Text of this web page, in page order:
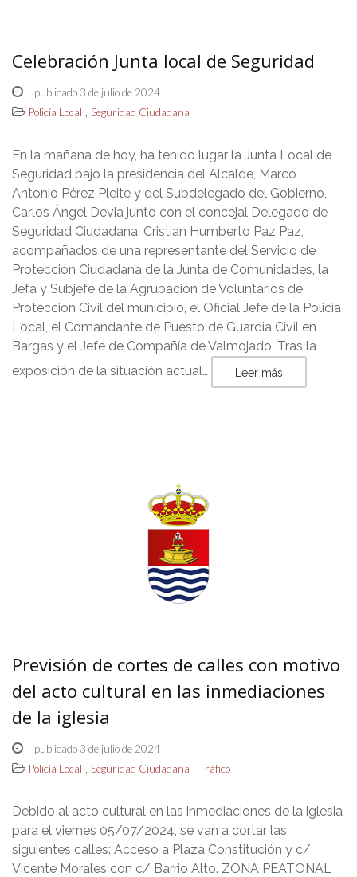
Celebración Junta local de Seguridad
publicado 3 de julio de 2024
Policía Local , Seguridad Ciudadana
En la mañana de hoy, ha tenido lugar la Junta Local de
Seguridad bajo la presidencia del Alcalde, Marco
Antonio Pérez Pleite y del Subdelegado del Gobierno,
Carlos Ángel Devia junto con el concejal Delegado de
Seguridad Ciudadana, Cristian Humberto Paz Paz,
acompañados de una representante del Servicio de
Protección Ciudadana de la Junta de Comunidades, la
Jefa y Subjefe de la Agrupación de Voluntarios de
Protección Civil del municipio, el Oficial Jefe de la Policía
Local, el Comandante de Puesto de Guardia Civil en
Bargas y el Jefe de Compañía de Valmojado. Tras la
exposición de la situación actual…
Leer más
Previsión de cortes de calles con motivo
del acto cultural en las inmediaciones
de la iglesia
publicado 3 de julio de 2024
Policía Local , Seguridad Ciudadana , Tráfico
Debido al acto cultural en las inmediaciones de la iglesia
para el viernes 05/07/2024, se van a cortar las
siguientes calles: Acceso a Plaza Constitución y c/
Vicente Morales con c/ Barrio Alto. ZONA PEATONAL